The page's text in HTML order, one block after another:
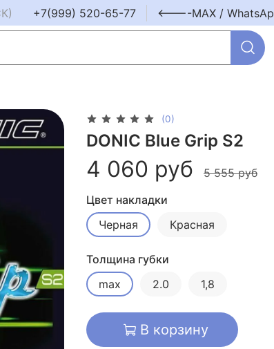
+7(999) 520-65-77 <----MAX /
(0)
DONIC Blue Grip S2
4 060 руб
5 555 руб
Цвет накладки
Черная
Красная
Толщина губки
max
2.0 1,8
В корзину